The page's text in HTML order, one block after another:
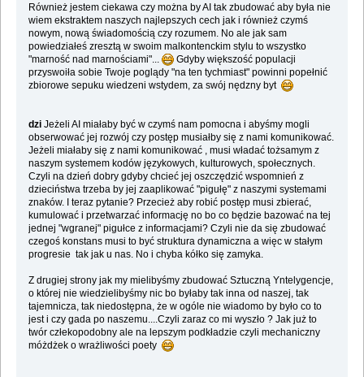
Również jestem ciekawa czy można by AI tak zbudować aby była nie
wiem ekstraktem naszych najlepszych cech jak i również czymś
nowym, nową świadomością czy rozumem. No ale jak sam
powiedziałeś zresztą w swoim malkontenckim stylu to wszystko
"marność nad marnościami"...
Gdyby większość populacji
przyswoiła sobie Twoje poglądy "na ten tychmiast" powinni popełnić
zbiorowe sepuku wiedzeni wstydem, za swój nędzny byt
dziJeżeli AI miałaby być w czymś nam pomocna i abyśmy mogli
obserwować jej rozwój czy postęp musiałby się z nami komunikować.
Jeżeli miałaby się z nami komunikować , musi władać tożsamym z
naszym systemem kodów językowych, kulturowych, społecznych.
Czyli na dzień dobry gdyby chcieć jej oszczędzić wspomnień z
dzieciństwa trzeba by jej zaaplikować "pigułę" z naszymi systemami
znaków. I teraz pytanie? Przecież aby robić postęp musi zbierać,
kumulować i przetwarzać informację no bo co będzie bazować na tej
jednej "wgranej" pigułce z informacjami? Czyli nie da się zbudować
czegoś konstans musi to być struktura dynamiczna a więc w stałym
progresie tak jak u nas. No i chyba kółko się zamyka.
Z drugiej strony jak my mielibyśmy zbudować Sztuczną Yntelygencje,
o której nie wiedzielibyśmy nic bo byłaby tak inna od naszej, tak
tajemnicza, tak niedostępna, że w ogóle nie wiadomo by było co to
jest i czy gada po naszemu....Czyli zaraz co mi wyszło ? Jak już to
twór człekopodobny ale na lepszym podkładzie czyli mechaniczny
móżdżek o wrażliwości poety